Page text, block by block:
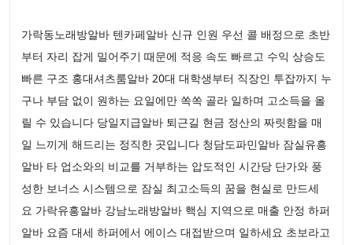
가락동노래방알바 텐카페알바 신규 인원 우선 콜 배정으로 초반
부터 자리 잡게 밀어주기 때문에 적응 속도 빠르고 수익 상승도
빠른 구조 홍대셔츠룸알바 20대 대학생부터 직장인 투잡까지 누
구나 부담 없이 원하는 요일에만 쏙쏙 골라 일하며 고소득을 올
릴 수 있습니다 당일지급알바 퇴근길 현금 정산의 짜릿함을 매
일 느끼게 해드리는 정직한 곳입니다 청담도파민알바 잠실유흥
알바 타 업소와의 비교를 거부하는 압도적인 시간당 단가와 풍
성한 보너스 시스템으로 잠실 최고소득의 꿈을 현실로 만드세
요 가락유흥알바 강남노래방알바 핵심 지역으로 매출 안정 하퍼
알바 요즘 대세 하퍼에서 에이스 대접받으며 일하세요 초보라고